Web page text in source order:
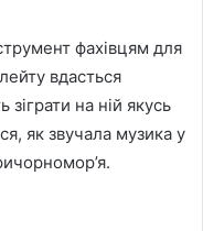
фахівцям для
вдасться
на ній якусь
як звучала музика у